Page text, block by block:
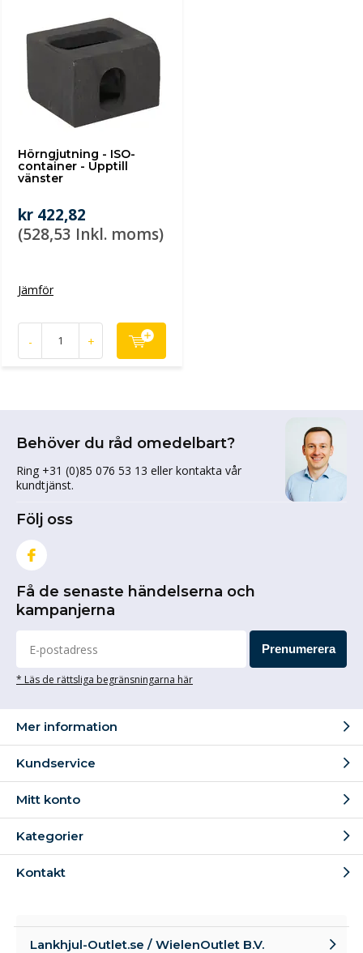
Hörngjutning - ISO-
container - Upptill
vänster
kr 422,82
(528,53 Inkl. moms)
Jämför
- +
Behöver du råd omedelbart?
Ring +31 (0)85 076 53 13 eller kontakta vår
kundtjänst.
Följ oss
Få de senaste händelserna och
kampanjerna
Prenumerera
* Läs de rättsliga begränsningarna här
Mer information
Kundservice
Mitt konto
Kategorier
Kontakt
Lankhjul-Outlet.se / WielenOutlet B.V.